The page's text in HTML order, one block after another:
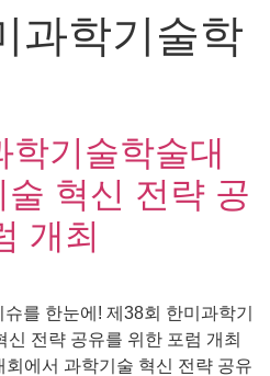
과학기술학
기술학술대
혁신 전략 공
개최
를 한눈에! 제38회 한미과학기
전략 공유를 위한 포럼 개최
에서 과학기술 혁신 전략 공유